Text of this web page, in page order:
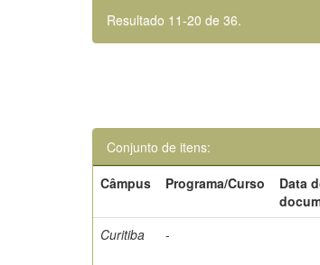
Resultado 11-20 de 36.
Conjunto de itens:
Câmpus
Programa/Curso
Data
Curitiba -